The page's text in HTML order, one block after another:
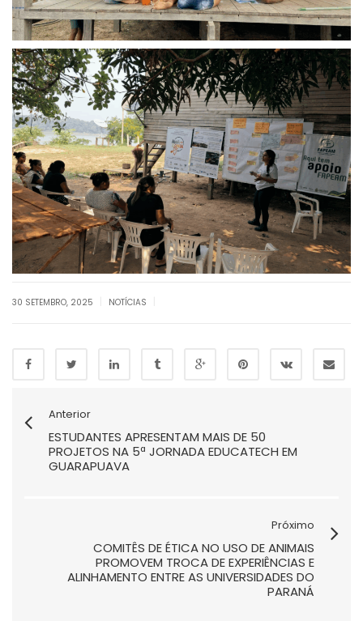
30 SETEMBRO, 2025 NOTÍCIAS
Anterior
ESTUDANTES APRESENTAM MAIS DE 50
PROJETOS NA 5ª JORNADA EDUCATECH EM
GUARAPUAVA
Próximo
COMITÊS DE ÉTICA NO USO DE ANIMAIS
PROMOVEM TROCA DE EXPERIÊNCIAS E
ALINHAMENTO ENTRE AS UNIVERSIDADES DO
PARANÁ